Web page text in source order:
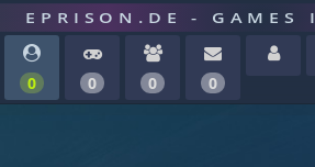
EPRISON.DE - GAMES
0 0 0 0